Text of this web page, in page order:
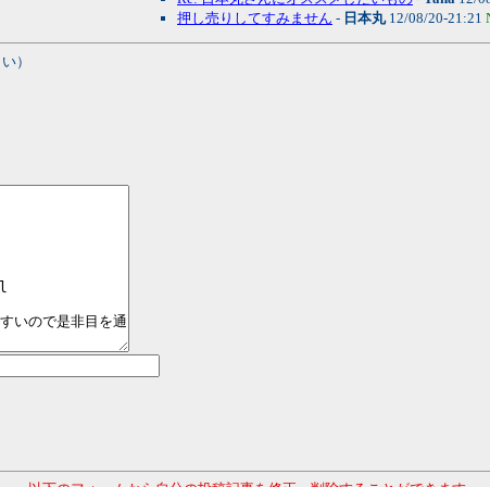
押し売りしてすみません - 日本丸12/08/20-21:21
）